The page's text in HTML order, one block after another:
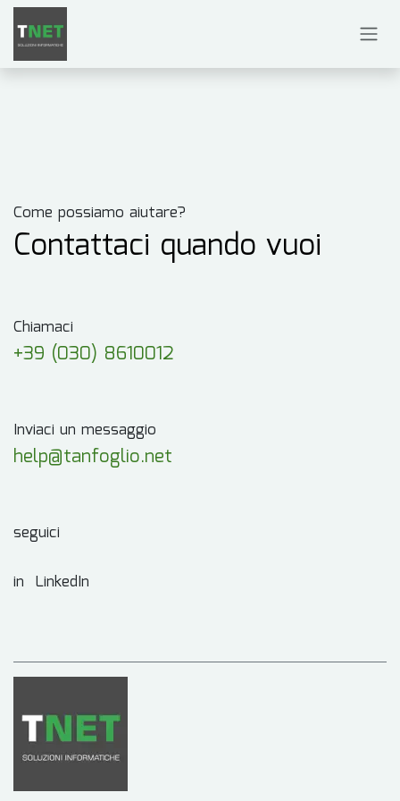
Passa al contenuto
Come possiamo aiutare?
Contattaci quando vuoi
Chiamaci
+39 (030) 8610012
Inviaci un messaggio
help@tanfoglio.net
seguici
in LinkedIn